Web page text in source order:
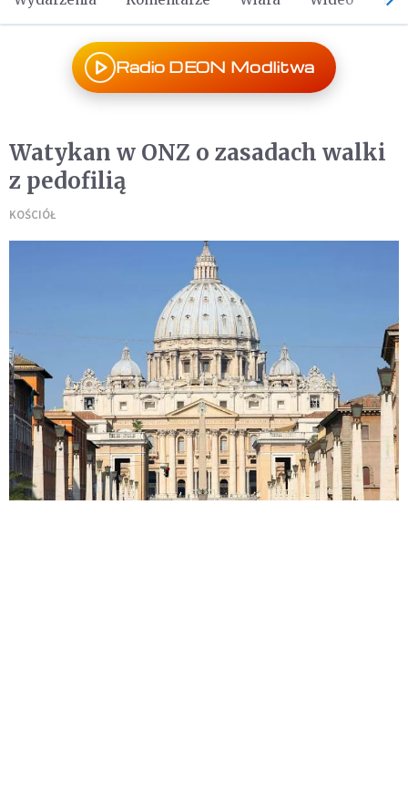
Radio DEON Modlitwa
Watykan w ONZ o zasadach walki
z pedofilią
KOŚCIÓŁ